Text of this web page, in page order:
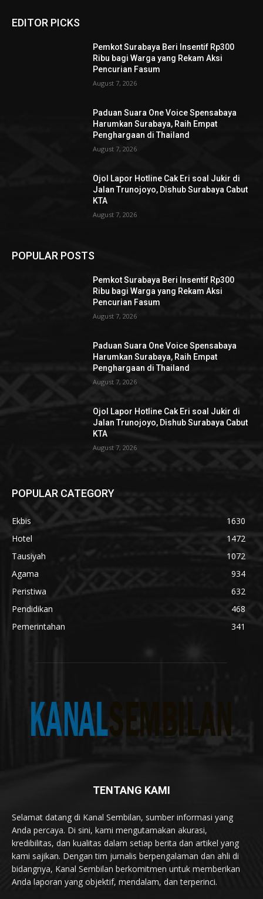
EDITOR PICKS
Pemkot Surabaya Beri Insentif Rp300
Ribu bagi Warga yang Rekam Aksi
Pencurian Fasum
August 7, 2026
Paduan Suara One Voice Spensabaya
Harumkan Surabaya, Raih Empat
Penghargaan di Thailand
August 7, 2026
Ojol Lapor Hotline Cak Eri soal Jukir di
Jalan Trunojoyo, Dishub Surabaya Cabut
KTA
August 7, 2026
POPULAR POSTS
Pemkot Surabaya Beri Insentif Rp300
Ribu bagi Warga yang Rekam Aksi
Pencurian Fasum
August 7, 2026
Paduan Suara One Voice Spensabaya
Harumkan Surabaya, Raih Empat
Penghargaan di Thailand
August 7, 2026
Ojol Lapor Hotline Cak Eri soal Jukir di
Jalan Trunojoyo, Dishub Surabaya Cabut
KTA
August 7, 2026
POPULAR CATEGORY
Ekbis
1630
Hotel
1472
Tausiyah
1072
Agama
934
Peristiwa
632
Pendidikan
468
Pemerintahan
341
TENTANG KAMI
Selamat datang di Kanal Sembilan, sumber informasi yang
Anda percaya. Di sini, kami mengutamakan akurasi,
kredibilitas, dan kualitas dalam setiap berita dan artikel yang
kami sajikan. Dengan tim jurnalis berpengalaman dan ahli di
bidangnya, Kanal Sembilan berkomitmen untuk memberikan
Anda laporan yang objektif, mendalam, dan terperinci.